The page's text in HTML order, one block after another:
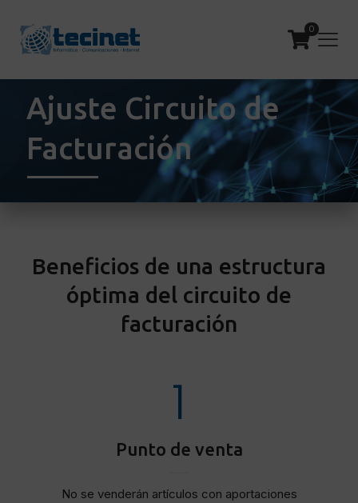
0
Ajuste Circuito de
Facturación
Beneficios de una estructura
óptima del circuito de
facturación
1
Punto de venta
No se venderán artículos con aportaciones